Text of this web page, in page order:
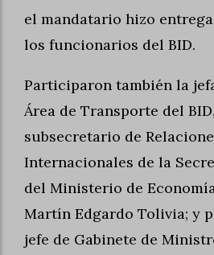
el mandatario hizo
los funcionarios del BID.
Participaron también la
Área de Transporte del
subsecretario de
Internacionales de la
del Ministerio de
Martín Edgardo Tolivia; y
jefe de Gabinete de